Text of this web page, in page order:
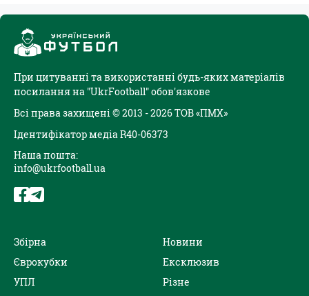
При цитуванні та використанні будь-яких матеріалів
посилання на "UkrFootball" обов'язкове
Всі права захищені © 2013 - 2026 ТОВ «ПМХ»
Ідентифікатор медіа R40-06373
Наша пошта:
info@ukrfootball.ua
Збірна
Єврокубки
УПЛ
Новини
Ексклюзив
Різне